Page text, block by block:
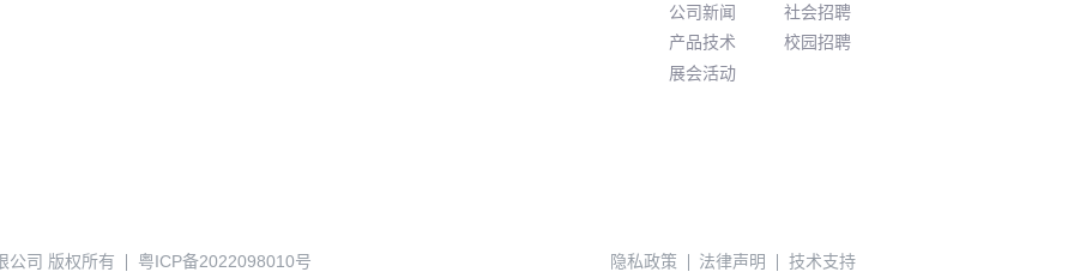
公司新闻
产品技术
展会活动
社会招聘
校园招聘
公司 版权所有 粤ICP备2022098010号 隐私政策 法律声明 技术支持